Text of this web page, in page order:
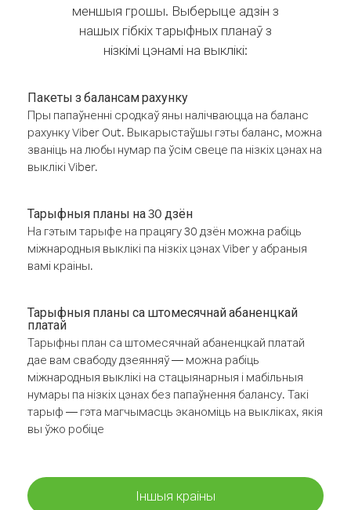
меншыя грошы. Выберыце адзін з
нашых гібкіх тарыфных планаў з
нізкімі цэнамі на выклікі:
Пакеты з балансам рахунку
Пры папаўненні сродкаў яны налічваюцца на баланс
рахунку Viber Out. Выкарыстаўшы гэты баланс, можна
званіць на любы нумар па ўсім свеце па нізкіх цэнах на
выклікі Viber.
Тарыфныя планы на 30 дзён
На гэтым тарыфе на працягу 30 дзён можна рабіць
міжнародныя выклікі па нізкіх цэнах Viber у абраныя
вамі краіны.
Тарыфныя планы са штомесячнай абаненцкай
платай
Тарыфны план са штомесячнай абаненцкай платай
дае вам свабоду дзеянняў — можна рабіць
міжнародныя выклікі на стацыянарныя і мабільныя
нумары па нізкіх цэнах без папаўнення балансу. Такі
тарыф — гэта магчымасць эканоміць на выкліках, якія
вы ўжо робіце
Іншыя краіны